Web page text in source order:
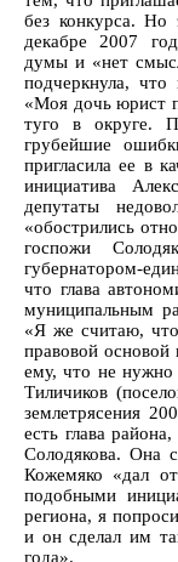
без конкурса.
декабре 2007
думы и «нет
подчеркнула,
«Моя дочь юрист
туго в округе.
грубейшие
пригласила ее в
инициатива
депутаты
«обострились
госпожи
губернатором-
что глава
муниципальным
«Я же считаю,
правовой основой
ему, что не нужно
Тиличиков
землетрясения
есть глава
Солодякова. Она
Кожемяко «дал
подобными
региона, я
и он сделал им
года».